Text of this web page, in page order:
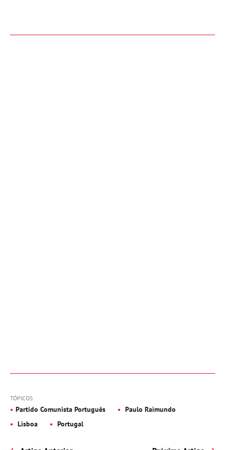
TÓPICOS
Partido Comunista Português
Paulo Raimundo
Lisboa
Portugal